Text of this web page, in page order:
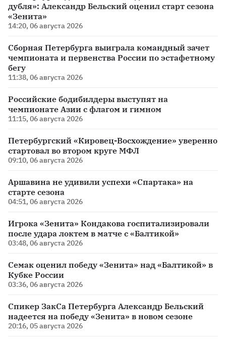
дубля»: Александр Бельский оценил старт сезона
«Зенита»
14:20, 06 августа 2026
Сборная Петербурга выиграла командный зачет
чемпионата и первенства России по эстафетному
бегу
11:38, 06 августа 2026
Российские бодибилдеры выступят на
чемпионате Азии с флагом и гимном
11:15, 06 августа 2026
Петербургский «Кировец-Восхождение» уверенно
стартовал во втором круге МФЛ
09:10, 06 августа 2026
Аршавина не удивили успехи «Спартака» на
старте сезона
04:51, 06 августа 2026
Игрока «Зенита» Кондакова госпитализировали
после удара локтем в матче с «Балтикой»
03:48, 06 августа 2026
Семак оценил победу «Зенита» над «Балтикой» в
Кубке России
03:36, 06 августа 2026
Спикер ЗакСа Петербурга Александр Бельский
надеется на победу «Зенита» в новом сезоне
20:16, 05 августа 2026